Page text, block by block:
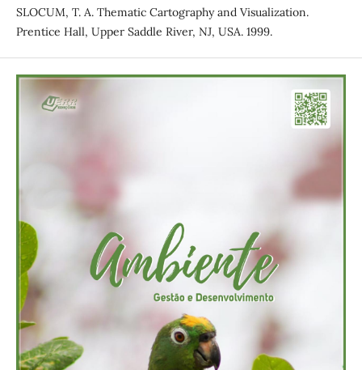
SLOCUM, T. A. Thematic Cartography and Visualization.
Prentice Hall, Upper Saddle River, NJ, USA. 1999.